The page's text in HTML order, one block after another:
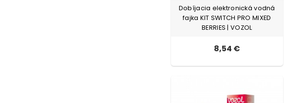
Dobíjacia elektronická vodná
fajka KIT SWITCH PRO MIXED
BERRIES | VOZOL
8,54 €